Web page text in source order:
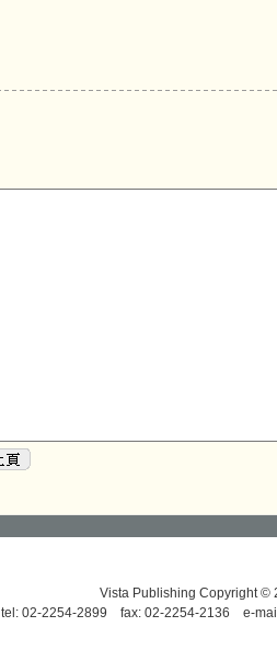
Vista Publishing Copyright ©
tel: 02-2254-2899 fax: 02-2254-2136 e-